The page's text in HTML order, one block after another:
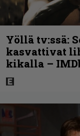
Yöllä tv:ssä:
kasvattivat
kikalla –